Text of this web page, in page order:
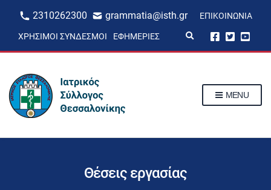
2310262300 grammatia@isth.gr ΕΠΙΚΟΙΝΩΝΊΑ
ΧΡΉΣΙΜΟΙ ΣΎΝΔΕΣΜΟΙ ΕΦΗΜΕΡΊΕΣ
p
MENU
Θέσεις εργασίας